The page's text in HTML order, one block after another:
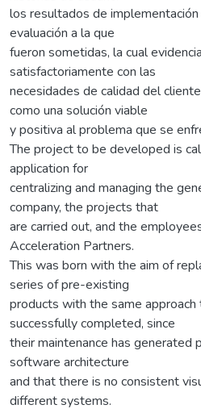
los resultados de
evaluación a la que
fueron sometidas, la cual
satisfactoriamente con las
necesidades de calidad del
como una solución viable
y positiva al problema que se
The project to be developed is
application for
centralizing and managing the
company, the projects that
are carried out, and the
Acceleration Partners.
This was born with the aim of
series of pre-existing
products with the same
successfully completed, since
their maintenance has generated
software architecture
and that there is no consistent
different systems.